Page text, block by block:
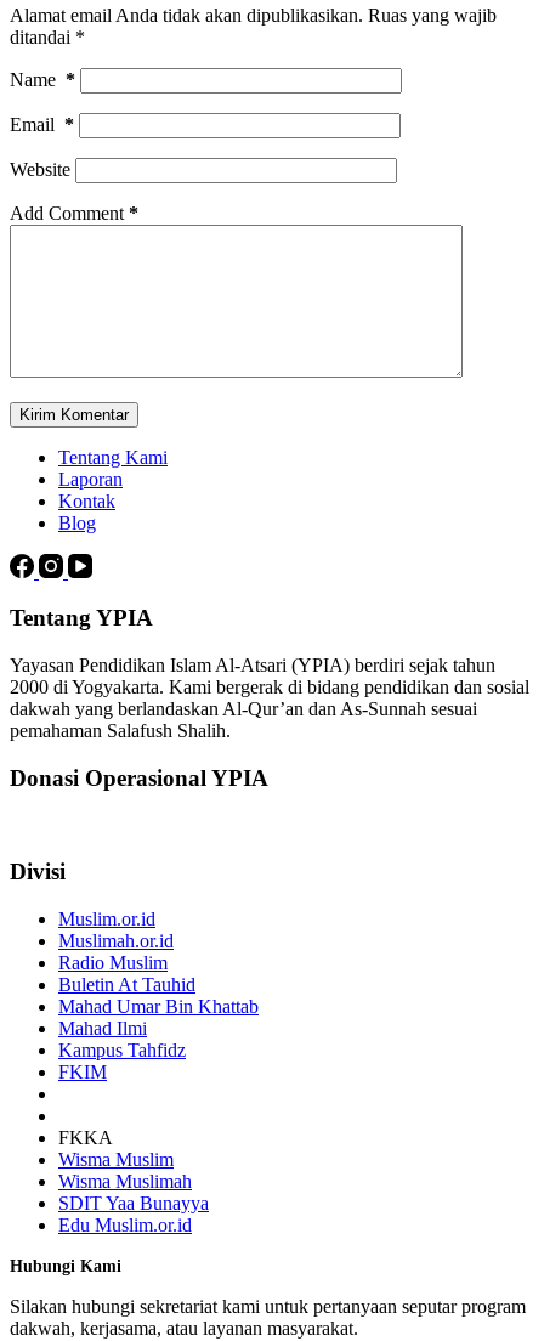
Alamat email Anda tidak akan dipublikasikan. Ruas yang wajib
ditandai *
Name *
Email *
Website
Add Comment *
Kirim Komentar
Tentang Kami
Laporan
Kontak
Blog
Tentang YPIA
Yayasan Pendidikan Islam Al-Atsari (YPIA) berdiri sejak tahun
2000 di Yogyakarta. Kami bergerak di bidang pendidikan dan sosial
dakwah yang berlandaskan Al-Qur’an dan As-Sunnah sesuai
pemahaman Salafush Shalih.
Donasi Operasional YPIA
Divisi
Muslim.or.id
Muslimah.or.id
Radio Muslim
Buletin At Tauhid
Mahad Umar Bin Khattab
Mahad Ilmi
Kampus Tahfidz
FKIM
FKKA
Wisma Muslim
Wisma Muslimah
SDIT Yaa Bunayya
Edu Muslim.or.id
Hubungi Kami
Silakan hubungi sekretariat kami untuk pertanyaan seputar program
dakwah, kerjasama, atau layanan masyarakat.